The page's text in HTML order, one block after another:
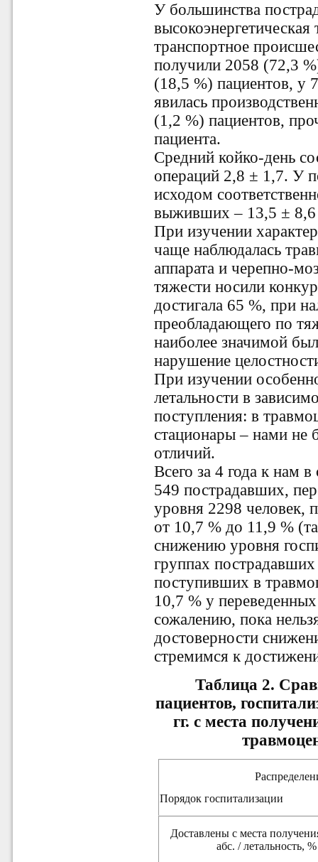
У большинства
транспортное
получили 2058 (72,3
(18,5 %) пациентов, у
явилась
(1,2 %) пациентов,
пациента.
Средний койко-день
операций 2,8 ± 1,7. У
исходом
выживших – 13,5 ±
При изучении
чаще наблюдалась
аппарата и черепно-
тяжести носили
достигала 65 %, при
преобладающего по
наиболее значимой
нарушение
При изучении
летальности в
поступления: в
стационары – нами не
отличий.
Всего за 4 года к нам
549 пострадавших,
уровня 2298 человек,
от 10,7 % до 11,9 %
снижению уровня
группах
поступивших в
10,7 % у
сожалению, пока
достоверности
стремимся к
Таблица 2.
пациентов,
гг. с места
Порядок госпитализации
Доставлены с места
абс. / летальность, %